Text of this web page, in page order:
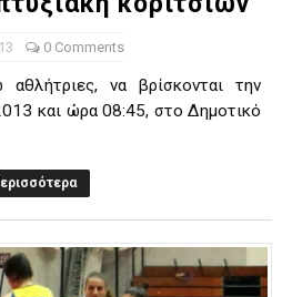
0 Comments
να βρίσκονται την
και ώρα 08:45, στο Δημοτικό